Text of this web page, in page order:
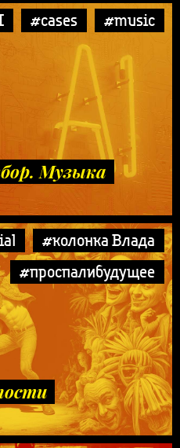
#cases #music
Музыка
#колонка Влада
#проспалибудущее